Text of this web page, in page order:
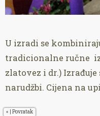
U izradi se
tradicionalne ručne
zlatovez i dr.)
narudžbi. Cijena na
« Povratak